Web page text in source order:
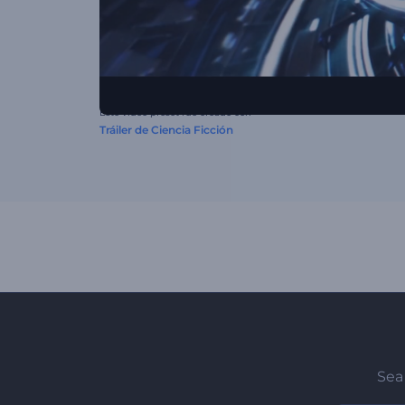
Este video preset fue creado con
Tráiler de Ciencia Ficción